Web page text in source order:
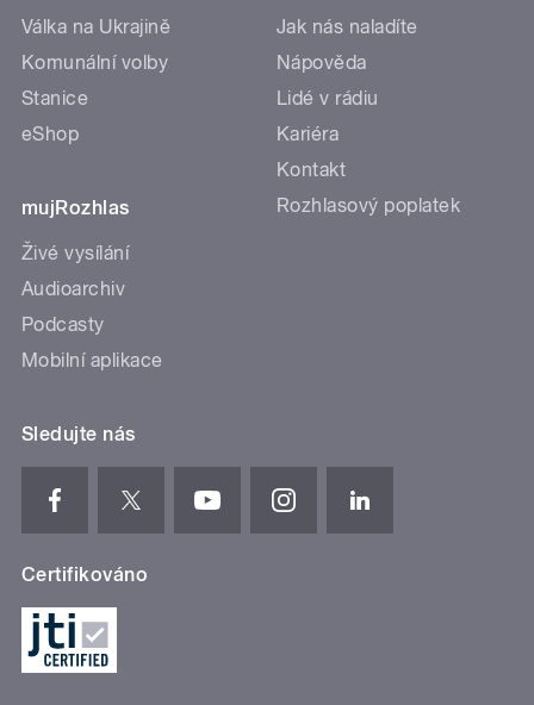
Válka na Ukrajině
Komunální volby
Stanice
eShop
mujRozhlas
Živé vysílání
Audioarchiv
Podcasty
Mobilní aplikace
Jak nás naladíte
Nápověda
Lidé v rádiu
Kariéra
Kontakt
Rozhlasový poplatek
Sledujte nás
Certifikováno